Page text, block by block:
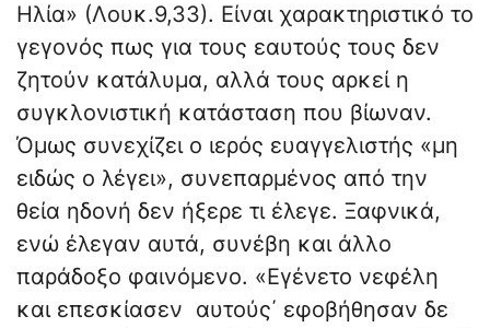
Ηλία» (Λουκ.9,33). Είναι χαρακτηριστικό το
γεγονός πως για τους εαυτούς τους δεν
ζητούν κατάλυμα, αλλά τους αρκεί η
συγκλονιστική κατάσταση που βίωναν.
Όμως συνεχίζει ο ιερός ευαγγελιστής «μη
ειδώς ο λέγει», συνεπαρμένος από την
θεία ηδονή δεν ήξερε τι έλεγε. Ξαφνικά,
ενώ έλεγαν αυτά, συνέβη και άλλο
παράδοξο φαινόμενο. «Εγένετο νεφέλη
και επεσκίασεν αυτούς΄ εφοβήθησαν δε